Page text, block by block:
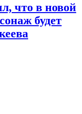
что в новой
будет